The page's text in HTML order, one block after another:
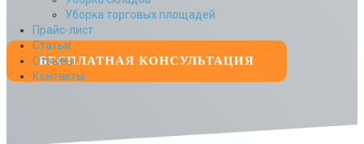
Уборка торговых площадей
Прайс-лист
Cтатьи
Отзывы
Контакты
БЕСПЛАТНАЯ КОНСУЛЬТАЦИЯ